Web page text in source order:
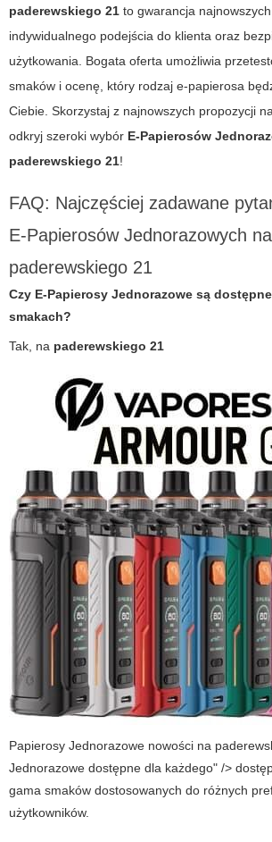
paderewskiego 21 to gwarancja
indywidualnego podejścia do klienta oraz
użytkowania. Bogata oferta umożliwia
smaków i ocenę, który rodzaj e-papierosa
Ciebie. Skorzystaj z najnowszych propozycji
odkryj szeroki wybór E-Papierosów
paderewskiego 21!
FAQ: Najczęściej zadawane
E-Papierosów Jednorazowych na
paderewskiego 21
Czy E-Papierosy Jednorazowe są
smakach?
Tak, na paderewskiego 21
Papierosy Jednorazowe nowości na
Jednorazowe dostępne dla każdego" />
gama smaków dostosowanych do różnych
użytkowników.